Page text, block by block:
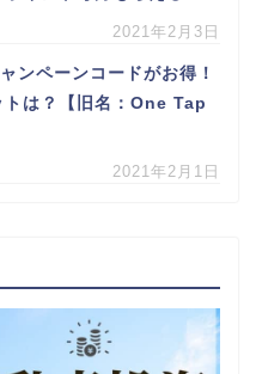
2021年2月3日
ンペーンコードがお得！
は？【旧名：One Tap
2021年2月1日